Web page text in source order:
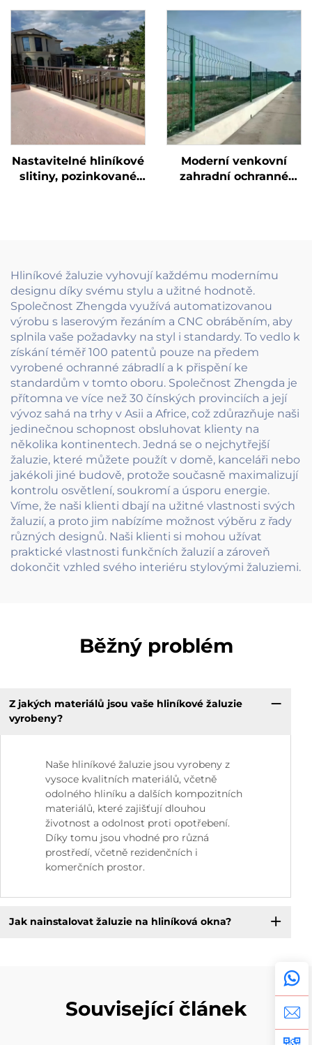
skládací konstrukce s
clonou pro soukromí,
vhodná pro vilové
terasy a zabezpečení
s vyklenutým
návrhem a detaily ve
stylu rémského vzoru
pro oplocení vil
Nastavitelné hliníkové
slitiny, pozinkované
Moderní venkovní
zahradní ochranné
rámem z uhlíkové
oceli
Hliníkové žaluzie vyhovují každému modernímu
designu díky svému stylu a užitné hodnotě.
Společnost Zhengda využívá automatizovanou
výrobu s laserovým řezáním a CNC obráběním, aby
splnila vaše požadavky na styl i standardy. To vedlo k
získání téměř 100 patentů pouze na předem
vyrobené ochranné zábradlí a k přispění ke
standardům v tomto oboru. Společnost Zhengda je
přítomna ve více než 30 čínských provinciích a její
vývoz sahá na trhy v Asii a Africe, což zdůrazňuje naši
jedinečnou schopnost obsluhovat klienty na
několika kontinentech. Jedná se o nejchytřejší
žaluzie, které můžete použít v domě, kanceláři nebo
jakékoli jiné budově, protože současně maximalizují
kontrolu osvětlení, soukromí a úsporu energie.
Víme, že naši klienti dbají na užitné vlastnosti svých
žaluzií, a proto jim nabízíme možnost výběru z řady
různých designů. Naši klienti si mohou užívat
praktické vlastnosti funkčních žaluzií a zároveň
dokončit vzhled svého interiéru stylovými žaluziemi.
Běžný problém
Z jakých materiálů jsou vaše hliníkové žaluzie
vyrobeny?
Naše hliníkové žaluzie jsou vyrobeny z
vysoce kvalitních materiálů, včetně
odolného hliníku a dalších kompozitních
materiálů, které zajišťují dlouhou
životnost a odolnost proti opotřebení.
Díky tomu jsou vhodné pro různá
prostředí, včetně rezidenčních i
komerčních prostor.
Jak nainstalovat žaluzie na hliníková okna?
Související článek